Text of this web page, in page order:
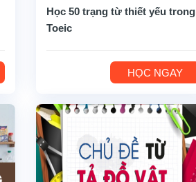
Học 50 trạng từ thiết yếu trong
Toeic
HỌC NGAY